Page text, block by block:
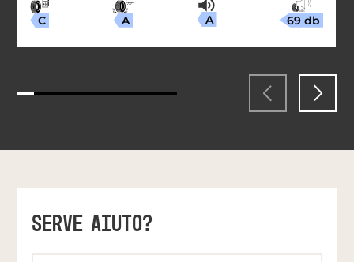
C A A 69 db
SERVE AIUTO?